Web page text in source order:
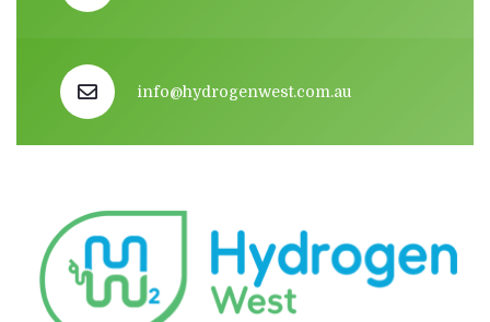
info@hydrogenwest.com.au